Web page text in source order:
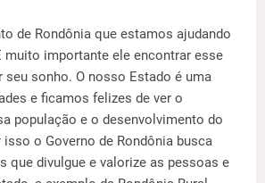
de Rondônia que estamos ajudando
muito importante ele encontrar esse
seu sonho. O nosso Estado é uma
e ficamos felizes de ver o
população e o desenvolvimento do
o Governo de Rondônia busca
que divulgue e valorize as pessoas e